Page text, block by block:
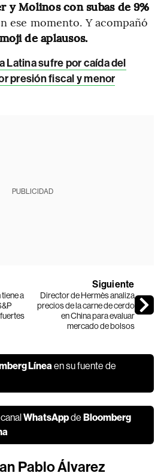
y Molinos con subas de 9%
ese momento. Y acompañó
de aplausos.
Latina sufre por caída del
presión fiscal y menor
PUBLICIDAD
a
Siguiente
Director de Hermès analiza
precios de la carne de cerdo
en China para evaluar
mercado de bolsos
Línea en su fuente de
WhatsAppdeBloomberg
Pablo Álvarez